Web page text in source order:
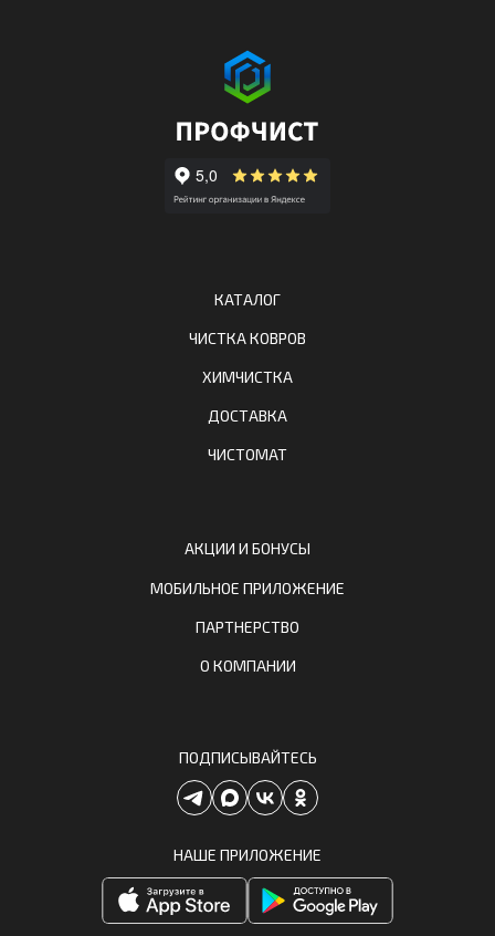
КАТАЛОГ
ЧИСТКА КОВРОВ
ХИМЧИСТКА
ДОСТАВКА
ЧИСТОМАТ
АКЦИИ И БОНУСЫ
МОБИЛЬНОЕ ПРИЛОЖЕНИЕ
ПАРТНЕРСТВО
О КОМПАНИИ
ПОДПИСЫВАЙТЕСЬ
НАШЕ ПРИЛОЖЕНИЕ